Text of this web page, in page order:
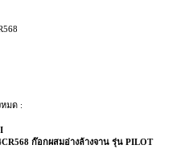
หมด :
ก๊อกผสมอ่างล้างจาน รุ่น PILOT